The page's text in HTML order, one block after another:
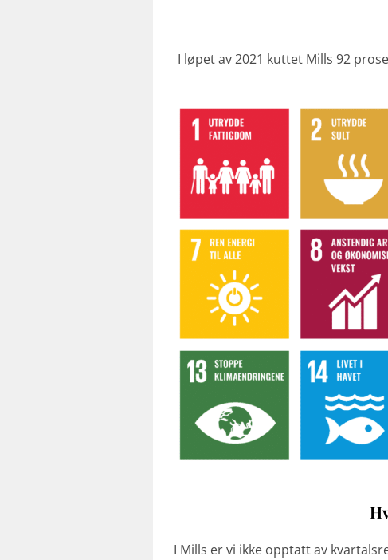
I løpet av 2021 kuttet Mills 92
I Mills er vi ikke opptatt av